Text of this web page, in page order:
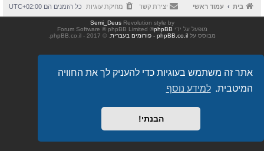
אתר זה משתמש בעוגיות כדי להעניק לך את החוויה
המיטבית. למידע נוסף
הבנתי!
בית עמוד ראשי כל הזמנים הם UTC+02:00 מחיקת עוגיות יצירת קשר
Revolution style by
Semi_Deus
מופעל על ידי phpBB
® Forum Software © phpBB Limited
מבוסס על phpBB.co.il - פורומים בעברית . © 2017 - phpBB.co.il.